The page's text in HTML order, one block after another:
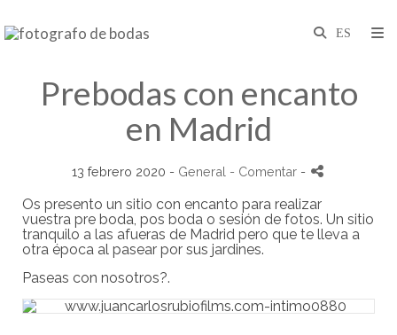
Prebodas con encanto
en Madrid
13 febrero 2020 - General - Comentar -
Os presento un sitio con encanto para realizar
vuestra pre boda, pos boda o sesión de fotos. Un sitio
tranquilo a las afueras de Madrid pero que te lleva a
otra época al pasear por sus jardines.
Paseas con nosotros?.